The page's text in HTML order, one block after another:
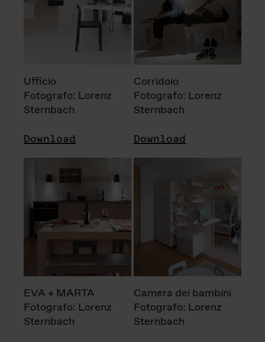
Ufficio
Fotografo: Lorenz
Sternbach
Download
Corridoio
Fotografo: Lorenz
Sternbach
Download
EVA + MARTA
Fotografo: Lorenz
Sternbach
Camera dei bambini
Fotografo: Lorenz
Sternbach